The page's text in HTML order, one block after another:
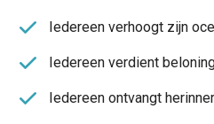
Iedereen verhoogt zijn
Iedereen verdient
Iedereen ontvangt